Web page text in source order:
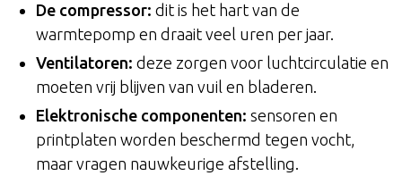
De compressor: dit is het hart van de
warmtepomp en draait veel uren per jaar.
Ventilatoren: deze zorgen voor luchtcirculatie en
moeten vrij blijven van vuil en bladeren.
Elektronische componenten: sensoren en
printplaten worden beschermd tegen vocht,
maar vragen nauwkeurige afstelling.